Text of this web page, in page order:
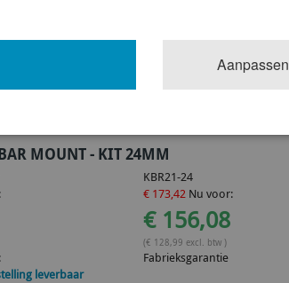
630 van 3503
MOUNT - KIT 24MM
KBR21-24
€ 173,42 Nu voor:
€ 156,08
(€ 128,99 excl. btw )
Fabrieksgarantie
leverbaar
Aanpassen